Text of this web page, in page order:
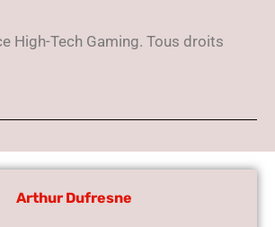
High-Tech Gaming. Tous droits
Arthur Dufresne